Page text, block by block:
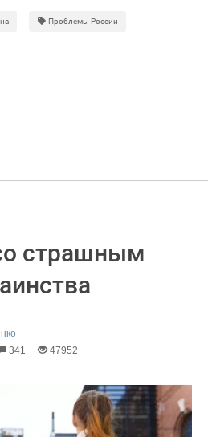
Проблемы России
страшным
341 47952